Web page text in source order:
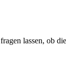
lassen, ob